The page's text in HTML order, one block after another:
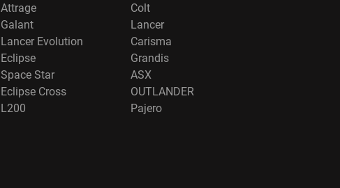
Attrage
Colt
Galant
Lancer
Lancer Evolution
Carisma
Eclipse
Grandis
Space Star
ASX
Eclipse Cross
OUTLANDER
L200
Pajero